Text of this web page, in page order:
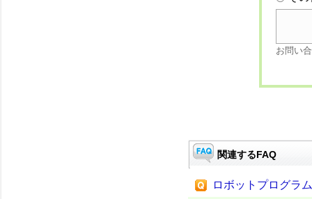
お問い
関連するFAQ
ロボットプログラ